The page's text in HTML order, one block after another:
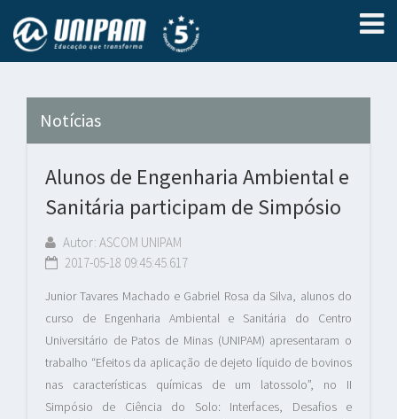
Notícias
Alunos de Engenharia Ambiental e
Sanitária participam de Simpósio
Autor: ASCOM UNIPAM
2017-05-18 09:45:45.617
Junior Tavares Machado e Gabriel Rosa da Silva, alunos do
curso de Engenharia Ambiental e Sanitária do Centro
Universitário de Patos de Minas (UNIPAM) apresentaram o
trabalho “Efeitos da aplicação de dejeto líquido de bovinos
nas características químicas de um latossolo”, no II
Simpósio de Ciência do Solo: Interfaces, Desafios e